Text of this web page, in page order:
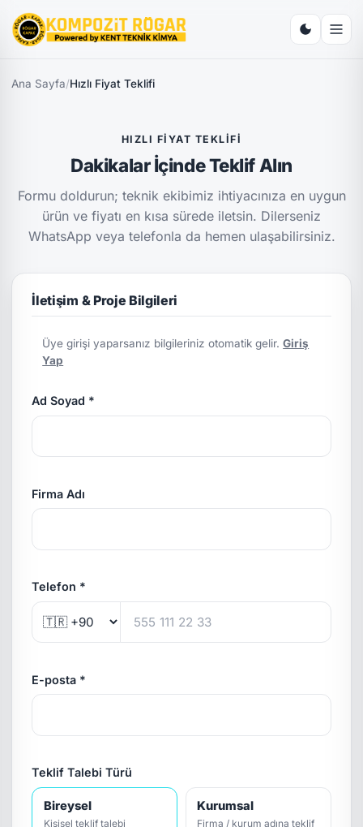
Ana Sayfa/Hızlı Fiyat Teklifi
HIZLI FIYAT TEKLIFI
Dakikalar İçinde Teklif Alın
Formu doldurun; teknik ekibimiz ihtiyacınıza en uygun
ürün ve fiyatı en kısa sürede iletsin. Dilerseniz
WhatsApp veya telefonla da hemen ulaşabilirsiniz.
İletişim & Proje Bilgileri
Üye girişi yaparsanız bilgileriniz otomatik gelir.Giriş
Yap
Ad Soyad *
Firma Adı
Telefon *
E-posta *
Teklif Talebi Türü
Bireysel
Kişisel teklif talebi
Kurumsal
Firma / kurum adına teklif